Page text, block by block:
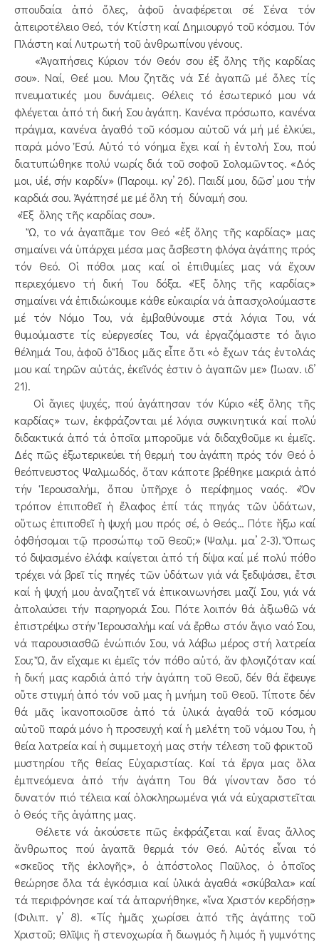
σπουδαία ἀπό ὅλες, ἀφοῦ ἀναφέρεται σέ Σένα τόν
ἀπειροτέλειο Θεό, τόν Κτίστη καί Δημιουργό τοῦ κόσμου. Τόν
Πλάστη καί Λυτρωτή τοῦ ἀνθρωπίνου γένους.
«Ἀγαπήσεις Κύριον τόν Θεόν σου ἐξ ὅλης τῆς καρδίας
σου». Ναί, Θεέ μου. Μου ζητᾶς νά Σέ ἀγαπῶ μέ ὅλες τίς
πνευματικές μου δυνάμεις. Θέλεις τό ἐσωτερικό μου νά
φλέγεται ἀπό τή δική Σου ἀγάπη. Κανένα πρόσωπο, κανένα
πράγμα, κανένα ἀγαθό τοῦ κόσμου αὐτοῦ νά μή μέ ἑλκύει,
παρά μόνο Ἐσύ. Αὐτό τό νόημα ἔχει καί ἡ ἐντολή Σου, πού
διατυπώθηκε πολύ νωρίς διά τοῦ σοφοῦ Σολομῶντος. «Δός
μοι, υἱέ, σήν καρδίν» (Παροιμ. κγ’ 26). Παιδί μου, δῶσ’ μου τήν
καρδιά σου. Ἀγάπησέ με μέ ὅλη τή δύναμή σου.
«Ἐξ ὅλης τῆς καρδίας σου».
Ὤ, το νά ἀγαπᾶμε τον Θεό «ἐξ ὅλης τῆς καρδίας» μας
σημαίνει νά ὑπάρχει μέσα μας ἄσβεστη φλόγα ἀγάπης πρός
τόν Θεό. Οἱ πόθοι μας καί οἱ ἐπιθυμίες μας νά ἔχουν
περιεχόμενο τή δική Του δόξα. «Ἐξ ὅλης τῆς καρδίας»
σημαίνει νά ἐπιδιώκουμε κάθε εὐκαιρία νά ἀπασχολούμαστε
μέ τόν Νόμο Του, νά ἐμβαθύνουμε στά λόγια Του, νά
θυμούμαστε τίς εὐεργεσίες Του, νά ἐργαζόμαστε τό ἅγιο
θέλημά Του, ἀφοῦ ὁ Ἴδιος μᾶς εἶπε ὅτι «ὁ ἔχων τάς ἐντολάς
μου καί τηρῶν αὐτάς, ἐκεῖνός ἐστιν ὁ ἀγαπῶν με» (Ἰωαν. ιδ’
21).
Οἱ ἅγιες ψυχές, πού ἀγάπησαν τόν Κύριο «ἐξ ὅλης τῆς
καρδίας» των, ἐκφράζονται μέ λόγια συγκινητικά καί πολύ
διδακτικά ἀπό τά ὁποῖα μποροῦμε νά διδαχθοῦμε κι ἐμεῖς.
Δές πῶς ἐξωτερικεύει τή θερμή του ἀγάπη πρός τόν Θεό ὁ
θεόπνευστος Ψαλμωδός, ὅταν κάποτε βρέθηκε μακριά ἀπό
τήν Ἱερουσαλήμ, ὅπου ὑπῆρχε ὁ περίφημος ναός. «Ὅν
τρόπον ἐπιποθεῖ ἡ ἔλαφος ἐπί τάς πηγάς τῶν ὑδάτων,
οὕτως ἐπιποθεῖ ἡ ψυχή μου πρός σέ, ὁ Θεός… Πότε ἥξω καί
ὀφθήσομαι τῷ προσώπῳ τοῦ Θεοῦ;» (Ψαλμ. μα’ 2-3). Ὅπως
τό διψασμένο ἐλάφι καίγεται ἀπό τή δίψα καί μέ πολύ πόθο
τρέχει νά βρεῖ τίς πηγές τῶν ὑδάτων γιά νά ξεδιψάσει, ἔτσι
καί ἡ ψυχή μου ἀναζητεῖ νά ἐπικοινωνήσει μαζί Σου, γιά νά
ἀπολαύσει τήν παρηγοριά Σου. Πότε λοιπόν θά ἀξιωθῶ νά
ἐπιστρέψω στήν Ἱερουσαλήμ καί νά ἔρθω στόν ἅγιο ναό Σου,
νά παρουσιασθῶ ἐνώπιόν Σου, νά λάβω μέρος στή λατρεία
Σου; Ὤ, ἄν εἴχαμε κι ἐμεῖς τόν πόθο αὐτό, ἄν φλογιζόταν καί
ἡ δική μας καρδιά ἀπό τήν ἀγάπη τοῦ Θεοῦ, δέν θά ἔφευγε
οὔτε στιγμή ἀπό τόν νοῦ μας ἡ μνήμη τοῦ Θεοῦ. Τίποτε δέν
θά μᾶς ἱκανοποιοῦσε ἀπό τά ὑλικά ἀγαθά τοῦ κόσμου
αὐτοῦ παρά μόνο ἡ προσευχή καί ἡ μελέτη τοῦ νόμου Του, ἡ
θεία λατρεία καί ἡ συμμετοχή μας στήν τέλεση τοῦ φρικτοῦ
μυστηρίου τῆς θείας Εὐχαριστίας. Καί τά ἔργα μας ὅλα
ἐμπνεόμενα ἀπό τήν ἀγάπη Του θά γίνονταν ὅσο τό
δυνατόν πιό τέλεια καί ὁλοκληρωμένα γιά νά εὐχαριστεῖται
ὁ Θεός τῆς ἀγάπης μας.
Θέλετε νά ἀκούσετε πῶς ἐκφράζεται καί ἕνας ἄλλος
ἄνθρωπος πού ἀγαπᾶ θερμά τόν Θεό. Αὐτός εἶναι τό
«σκεῦος τῆς ἐκλογῆς», ὁ ἀπόστολος Παῦλος, ὁ ὁποῖος
θεώρησε ὅλα τά ἐγκόσμια καί ὑλικά ἀγαθά «σκύβαλα» καί
τά περιφρόνησε καί τά ἀπαρνήθηκε, «ἵνα Χριστόν κερδήσῃ»
(Φιλιπ. γ’ 8). «Τίς ἡμᾶς χωρίσει ἀπό τῆς ἀγάπης τοῦ
Χριστοῦ; Θλῖψις ἤ στενοχωρία ἤ διωγμός ἤ λιμός ἤ γυμνότης